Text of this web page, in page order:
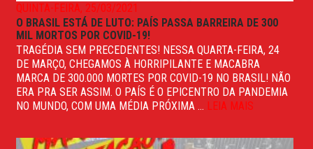
QUINTA-FEIRA, 25/03/2021
O BRASIL ESTÁ DE LUTO: PAÍS PASSA BARREIRA DE 300
MIL MORTOS POR COVID-19!
TRAGÉDIA SEM PRECEDENTES! NESSA QUARTA-FEIRA, 24
DE MARÇO, CHEGAMOS À HORRIPILANTE E MACABRA
MARCA DE 300.000 MORTES POR COVID-19 NO BRASIL! NÃO
ERA PRA SER ASSIM. O PAÍS É O EPICENTRO DA PANDEMIA
NO MUNDO, COM UMA MÉDIA PRÓXIMA ... LEIA MAIS